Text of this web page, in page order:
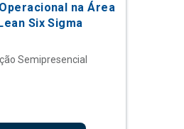
na Área
Six Sigma
Semipresencial